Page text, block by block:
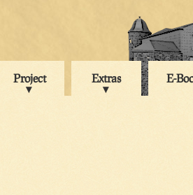
Project Extras E-